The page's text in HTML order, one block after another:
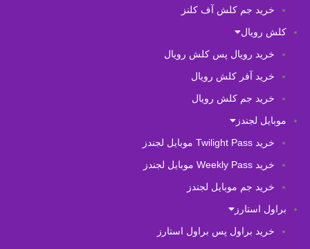
خرید جم کلش آف کلنز
کلش رویال
خرید رویال پس کلش رویال
خرید آفر کلش رویال
خرید جم کلش رویال
موبایل لجندز
خرید Twilight Pass موبایل لجندز
خرید Weekly Pass موبایل لجندز
خرید جم موبایل لجندز
براول استارز
خرید براول پس براول استارز